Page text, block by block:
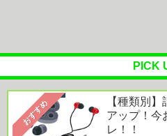
Powered by livedoor 相互
PICK
おすすめ
【種類別
アップ！今
レ！！